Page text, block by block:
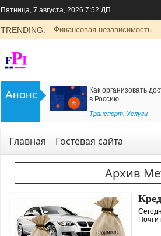
Пятница, 7 августа, 2026 7:52 ДП
TRENDING: Финансовая независимость
Анонс
групп
Как организовать
в Россию
Транспорт, Услуги
Главная Гостевая сайта
Архив
Почти